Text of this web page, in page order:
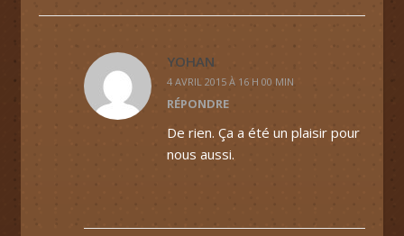
YOHAN
4 AVRIL 2015 À 16 H 00 MIN
RÉPONDRE
De rien. Ça a été un plaisir pour
nous aussi.